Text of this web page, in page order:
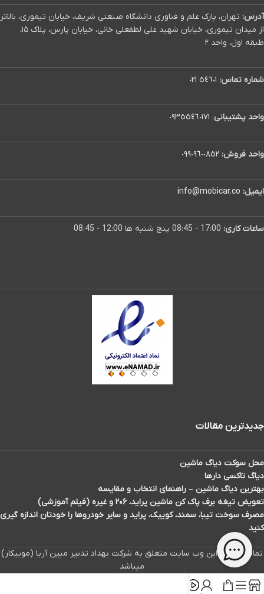
آدرس: تهران، پارک علم و فناوری دانشگاه صنعتی شریف، خیابان تیموری، بالاتر
از میدان تیموری، خیابان شهید علی لطفعلی خانی، خیابان پارس، پلاک ۱۵،
طبقه اول، واحد ۲
شماره تماس: ٥٤٦٠١ ٠٢١
واحد پشتیبانی: ٠٩٣٥٥٤٦٠١٧١
واحد فروش: ٠٩٩٠٩٦٠٠٨٥٢
ایمیل: info@mobicar.co
ساعات کاری:
جدیدترین مقالات
محل سوکت دیاگ ماشین
دیاگ تاکسی دارها
بهترین دیاگ ماشین – راهنمای انتخاب و مقایسه
تعویض تیغه برف پاک کن ماشین پراید، ۲۰۶ و غیره (فیلم آموزشی)
مصرف سوخت تیبا، سمند، کوییک، پراید و سایر خودروها را خودتان اندازه گیری
کنید
تمامی حقوق این وب سایت متعلق به شرکت بهداد تدبیر مبین آریا (موبیکار)
میباشد